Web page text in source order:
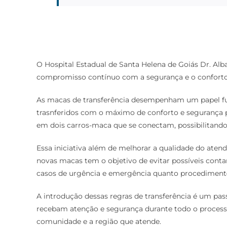
O Hospital Estadual de Santa Helena de Goiás Dr.
compromisso contínuo com a segurança e o
As macas de transferência desempenham um
trasnferidos com o máximo de conforto e segurança
em dois carros-maca que se conectam,
Essa iniciativa além de melhorar a qualidade do
novas macas tem o objetivo de evitar possíveis
casos de urgência e emergência quanto
A introdução dessas regras de transferência é um
recebam atenção e segurança durante todo o
comunidade e a região que atende.